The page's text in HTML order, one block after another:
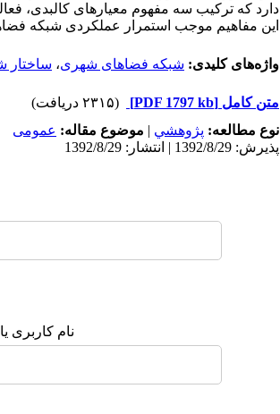
دارد که ترکیب سه مفهوم معیارهای کالبدی،
این مفاهیم موجب استمرار عملکردی شبکه
واژه‌های کلیدی: شبکه فضاهای شهری، ساختار
متن کامل [PDF 1797 kb]
(۲۳۱۵ دریافت)
نوع مطالعه: پژوهشي | موضوع مقاله: عمومى
پذیرش: 1392/8/29 | انتشار: 1392/8/29
نام کاربری